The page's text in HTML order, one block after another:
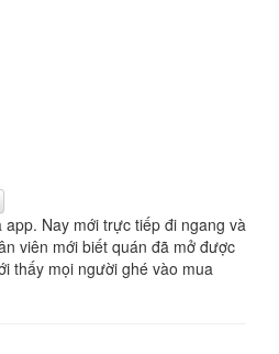
Nay mới trực tiếp đi ngang và
viên mới biết quán đã mở được
thấy mọi người ghé vào mua